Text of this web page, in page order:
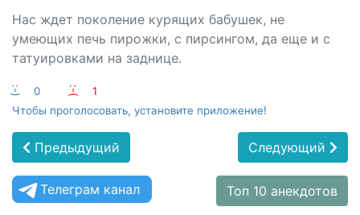
Нас ждет поколение курящих бабушек, не
умеющих печь пирожки, с пирсингом, да еще и с
татуировками на заднице.
:-) 0 :-(
1
Чтобы проголосовать, установите приложение!
Предыдущий Следующий
Телеграм канал Топ 10 анекдотов